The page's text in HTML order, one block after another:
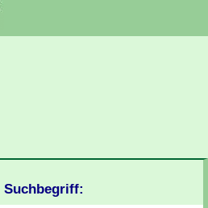
Buchungen
Suchbegriff: